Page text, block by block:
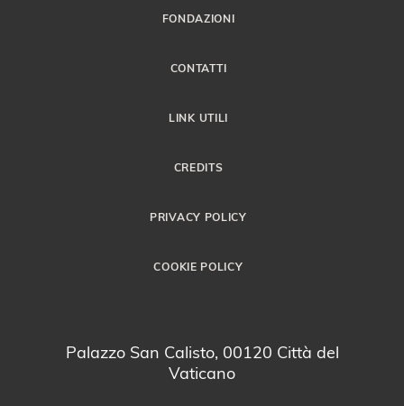
FONDAZIONI
CONTATTI
LINK UTILI
CREDITS
PRIVACY POLICY
COOKIE POLICY
Palazzo San Calisto, 00120 Città del
Vaticano